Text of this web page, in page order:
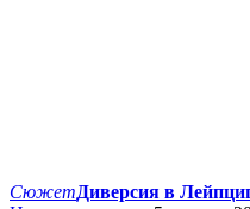
СюжетДиверсия в